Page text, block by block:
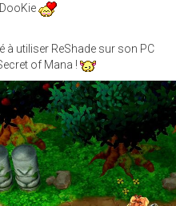
à utiliser ReShade sur son PC
of Mana !